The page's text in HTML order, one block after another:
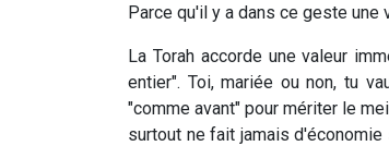
Parce qu'il y a dans ce geste une
La Torah accorde une valeur
entier". Toi, mariée ou non, tu
"comme avant" pour mériter le
surtout ne fait jamais